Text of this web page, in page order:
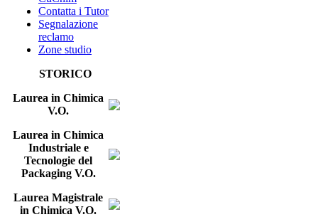
Contatta i Tutor
Segnalazione
reclamo
Zone studio
STORICO
Laurea in Chimica
V.O.
Laurea in Chimica
Industriale e
Tecnologie del
Packaging V.O.
Laurea Magistrale
in Chimica V.O.